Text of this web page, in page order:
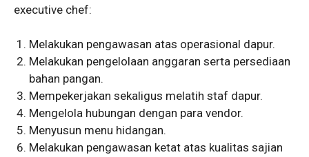
executive chef:
Melakukan pengawasan atas operasional dapur.
Melakukan pengelolaan anggaran serta persediaan
bahan pangan.
Mempekerjakan sekaligus melatih staf dapur.
Mengelola hubungan dengan para vendor.
Menyusun menu hidangan.
Melakukan pengawasan ketat atas kualitas sajian